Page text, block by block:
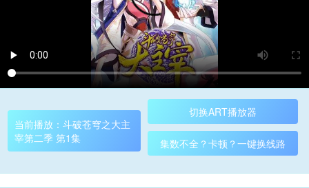
当前播放：斗破苍穹之大主
宰第二季 第1集
切换ART播放器
集数不全？卡顿？一键换线路